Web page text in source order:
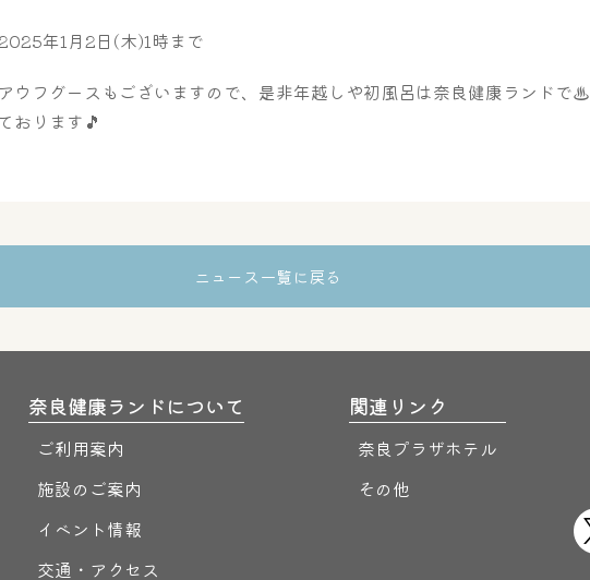
年1月2日(木)1時まで
ウフグースもございますので、是非年越しや初風呂は奈良健康ランドで♨
おります🎵
ニュース一覧に戻る
奈良健康ランドについて
ご利用案内
施設のご案内
イベント情報
交通・アクセス
関連リンク
奈良プラザホテル
その他